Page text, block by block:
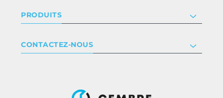
Nous rejoindre
Termes et conditions
Whistleblowing
PRODUITS
Ferroviaire
CONTACTEZ-NOUS